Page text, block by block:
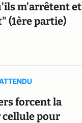
m’arrêtent et
(1ère partie)
forcent la
cellule pour